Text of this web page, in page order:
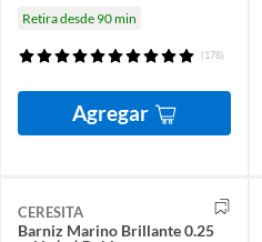
Retira desde 90 min
(178)
Agregar
CERESITA
Barniz Marino Brillante 0.25